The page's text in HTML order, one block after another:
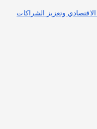
وتعزيز الشراكات